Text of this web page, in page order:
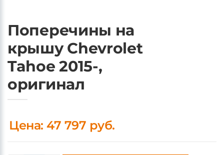
Поперечины на
крышу Chevrolet
Tahoe 2015-,
оригинал
Цена: 47 797 руб.